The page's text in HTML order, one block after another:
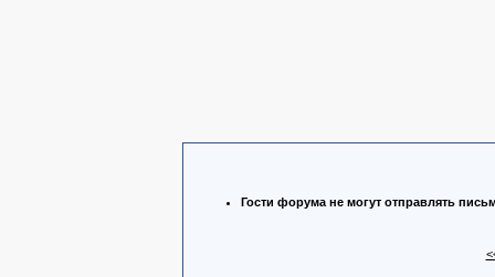
Гости форума не могут отправлять